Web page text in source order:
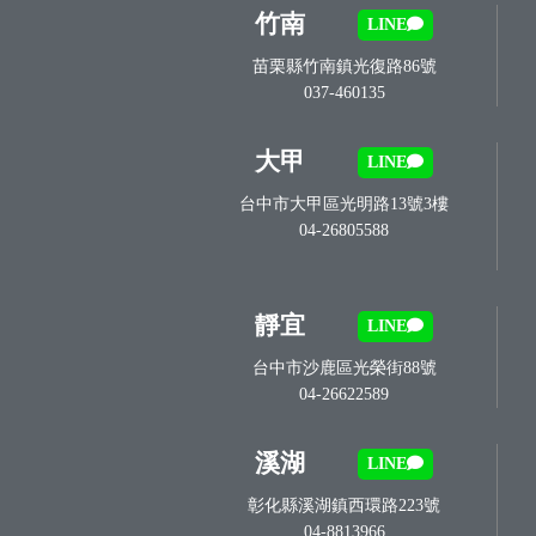
竹南 LINE
苗栗縣竹南鎮光復路86號
037-460135
大甲 LINE
台中市大甲區光明路13號3樓
04-26805588
靜宜 LINE
台中市沙鹿區光榮街88號
04-26622589
溪湖 LINE
彰化縣溪湖鎮西環路223號
04-8813966